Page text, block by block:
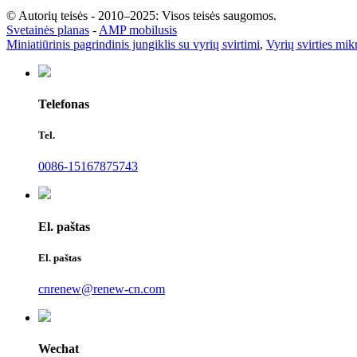
© Autorių teisės - 2010–2025: Visos teisės saugomos.
Svetainės planas - AMP mobilusis
Miniatiūrinis pagrindinis jungiklis su vyrių svirtimi, Vyrių svirties
Telefonas
Tel.
0086-15167875743
El. paštas
El. paštas
cnrenew@renew-cn.com
Wechat